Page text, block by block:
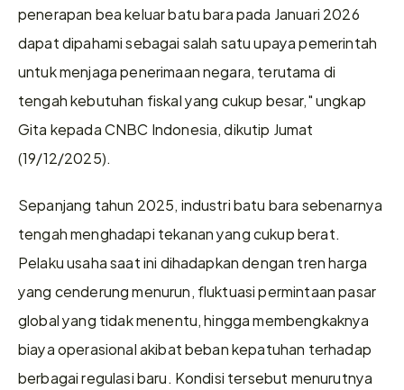
penerapan bea keluar batu bara pada Januari 2026
dapat dipahami sebagai salah satu upaya pemerintah
untuk menjaga penerimaan negara, terutama di
tengah kebutuhan fiskal yang cukup besar," ungkap
Gita kepada CNBC Indonesia, dikutip Jumat
(19/12/2025).
Sepanjang tahun 2025, industri batu bara sebenarnya
tengah menghadapi tekanan yang cukup berat.
Pelaku usaha saat ini dihadapkan dengan tren harga
yang cenderung menurun, fluktuasi permintaan pasar
global yang tidak menentu, hingga membengkaknya
biaya operasional akibat beban kepatuhan terhadap
berbagai regulasi baru. Kondisi tersebut menurutnya